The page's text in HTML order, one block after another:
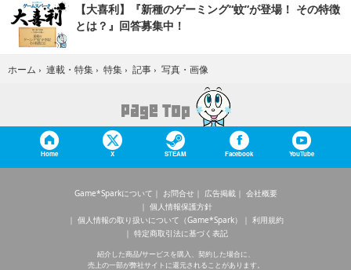
【大喜利】『新種のゲーミング“蚊”が登場！ その特徴
とは？』回答募集中！
ホーム › 連載・特集 › 特集 › 記事 › 写真・画像
Home X STEAM Facebook YouTube
Game*Sparkについて お問合せ 広告掲載
会社概要
個人情報保護方針
個人情報の取り扱いについて（Game*Spark）
利用規約
特定商取引法に基づく表記
紹介した商品/サービスを購入、契約した場合に、
売上の一部が弊社サイトに還元されることがあります。